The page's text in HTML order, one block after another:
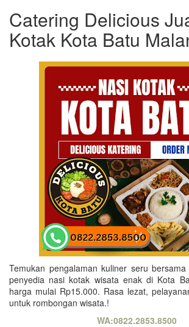
Catering Delicious
Kotak Kota Batu
Temukan pengalaman kuliner seru
penyedia nasi kotak wisata enak di Kota
harga mulai Rp15.000. Rasa lezat,
untuk rombongan wisata.!
WA:0822.2853.8500